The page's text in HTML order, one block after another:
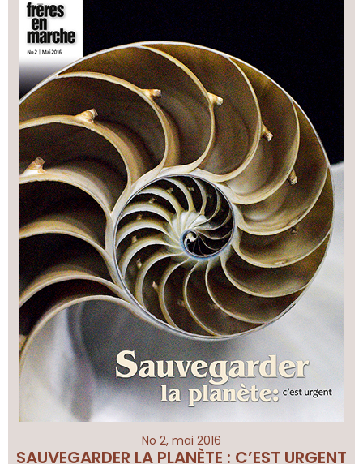
No 2, mai 2016
SAUVEGARDER LA PLANÈTE : C’EST URGENT